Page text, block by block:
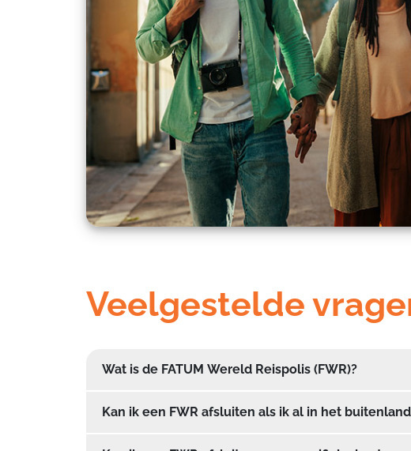
Veelgestelde
Wat is de FATUM Wereld Reispolis (FWR)?
Kan ik een FWR afsluiten als ik al in het